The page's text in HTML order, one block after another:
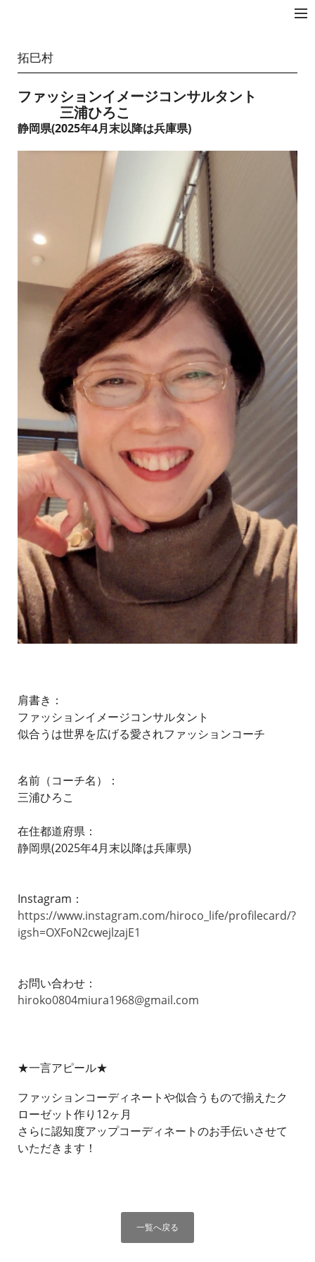
拓巳村
ファッションイメージコンサルタント
三浦ひろこ
静岡県(2025年4月末以降は兵庫県)
肩書き：
ファッションイメージコンサルタント
似合うは世界を広げる愛されファッションコーチ
名前（コーチ名）：
三浦ひろこ
在住都道府県：
静岡県(2025年4月末以降は兵庫県)
Instagram：
https://www.instagram.com/hiroco_life/profilecard/?
igsh=OXFoN2cwejlzajE1
お問い合わせ：
hiroko0804miura1968@gmail.com
★一言アピール★
ファッションコーディネートや似合うもので揃えたク
ローゼット作り12ヶ月
さらに認知度アップコーディネートのお手伝いさせて
いただきます！
一覧へ戻る